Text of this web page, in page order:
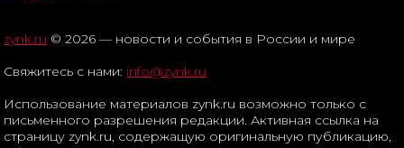
zynk.ru © 2026 — новости и события в России и мире
Свяжитесь с нами: info@zynk.ru
Использование материалов zynk.ru возможно только с
письменного разрешения редакции. Активная ссылка на
страницу zynk.ru, содержащую оригинальную публикацию,